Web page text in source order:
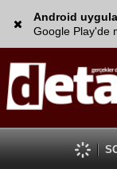
Android
Google Play'de